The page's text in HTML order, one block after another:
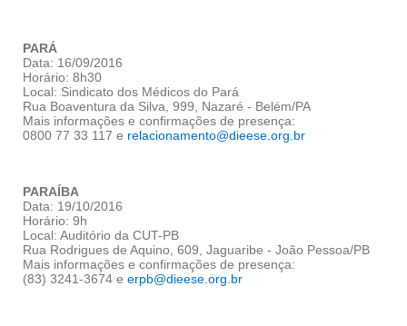
PARÁ
Data: 16/09/2016
Horário: 8h30
Local: Sindicato dos Médicos do Pará
Rua Boaventura da Silva, 999, Nazaré - Belém/PA
Mais informações e confirmações de presença:
0800 77 33 117 e relacionamento@dieese.org.br
PARAÍBA
Data: 19/10/2016
Horário: 9h
Local: Auditório da CUT-PB
Rua Rodrigues de Aquino, 609, Jaguaribe - João Pessoa/PB
Mais informações e confirmações de presença:
(83) 3241-3674 e erpb@dieese.org.br